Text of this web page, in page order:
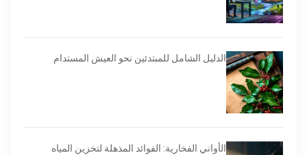
الدليل الشامل للمبتدئين نحو العيش المستدام
الأواني الفخارية: الفوائد المذهلة لتخزين المياه